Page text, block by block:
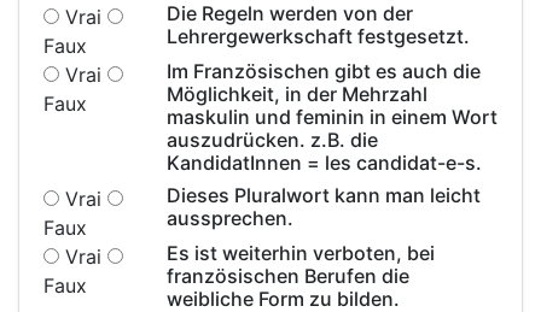
Vrai
Faux
Die Regeln werden von der
Lehrergewerkschaft festgesetzt.
Vrai
Faux
Im Französischen gibt es auch die
Möglichkeit, in der Mehrzahl
maskulin und feminin in einem Wort
auszudrücken. z.B. die
KandidatInnen = les candidat-e-s.
Vrai
Faux
Dieses Pluralwort kann man leicht
aussprechen.
Vrai
Faux
Es ist weiterhin verboten, bei
französischen Berufen die
weibliche Form zu bilden.